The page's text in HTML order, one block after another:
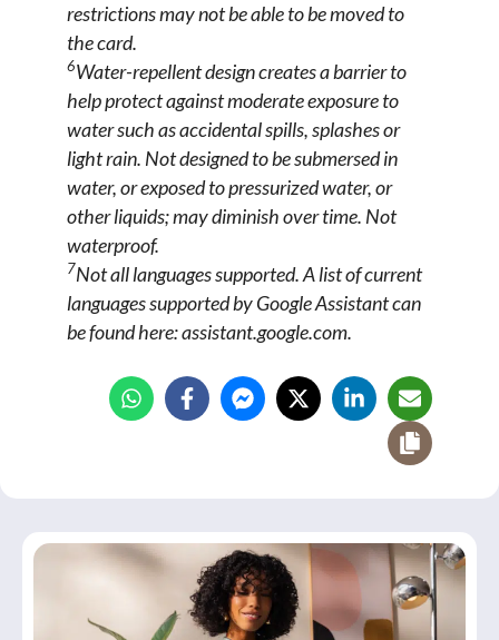
restrictions may not be able to be moved to
the card.
6Water-repellent design creates a barrier to
help protect against moderate exposure to
water such as accidental spills, splashes or
light rain. Not designed to be submersed in
water, or exposed to pressurized water, or
other liquids; may diminish over time. Not
waterproof.
7Not all languages supported. A list of current
languages supported by Google Assistant can
be found here: assistant.google.com.